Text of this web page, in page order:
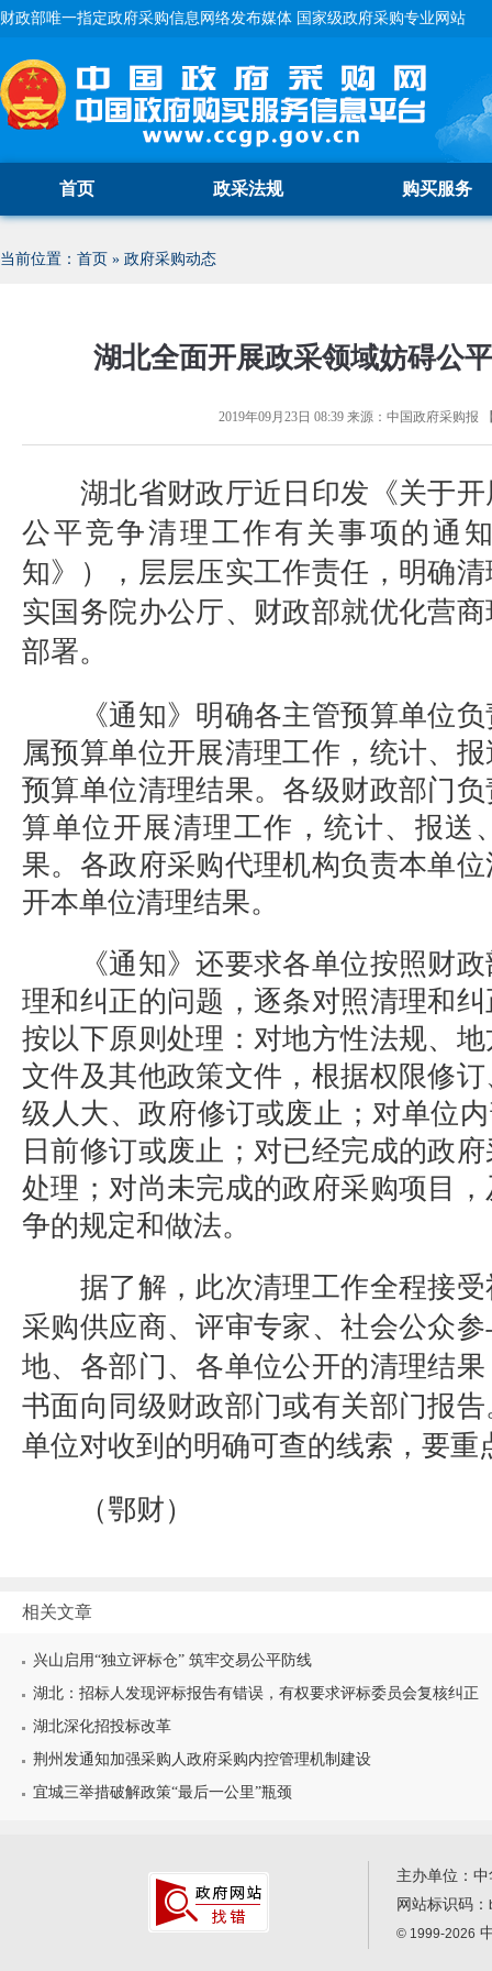
财政部唯一指定政府采购信息网络发布媒体 国家级政府采购专业网站
首页 政采法规 购买服务
当前位置： 首页 » 政府采购动态
湖北全面开展政采领域妨碍公
2019年09月23日 08:39来源： 中国政府采购报
湖北省财政厅近日印发《关于
公平竞争清理工作有关事项的通
知》），层层压实工作责任，明确
实国务院办公厅、财政部就优化营
部署。
《通知》明确各主管预算单位
属预算单位开展清理工作，统计、
预算单位清理结果。各级财政部门
算单位开展清理工作，统计、报送
果。各政府采购代理机构负责本单
开本单位清理结果。
《通知》还要求各单位按照财
理和纠正的问题，逐条对照清理和
按以下原则处理：对地方性法规、
文件及其他政策文件，根据权限修
级人大、政府修订或废止；对单位
日前修订或废止；对已经完成的政
处理；对尚未完成的政府采购项目
争的规定和做法。
据了解，此次清理工作全程接
采购供应商、评审专家、社会公众
地、各部门、各单位公开的清理结
书面向同级财政部门或有关部门报
单位对收到的明确可查的线索，要重
（鄂财）
相关文章
兴山启用“独立评标仓” 筑牢交易公平防线
湖北：招标人发现评标报告有错误，有权要求评标委员会复核纠正
湖北深化招投标改革
荆州发通知加强采购人政府采购内控管理机制建设
宜城三举措破解政策“最后一公里”瓶颈
主办单位：
网站标识码：
© 1999-2026